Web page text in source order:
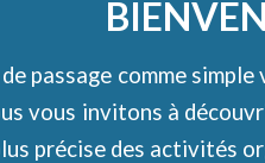
B
passage comme
vous invitons à
précise des activités